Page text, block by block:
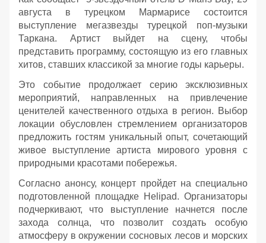
августа в турецком Мармарисе состоится
выступление мегазвезды турецкой поп-музыки
Таркана. Артист выйдет на сцену, чтобы
представить программу, состоящую из его главных
хитов, ставших классикой за многие годы карьеры.
Это событие продолжает серию эксклюзивных
мероприятий, направленных на привлечение
ценителей качественного отдыха в регион. Выбор
локации обусловлен стремлением организаторов
предложить гостям уникальный опыт, сочетающий
живое выступление артиста мирового уровня с
природными красотами побережья.
Согласно анонсу, концерт пройдет на специально
подготовленной площадке Helipad. Организаторы
подчеркивают, что выступление начнется после
захода солнца, что позволит создать особую
атмосферу в окружении сосновых лесов и морских